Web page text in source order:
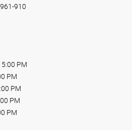
910
PM
PM
PM
PM
PM